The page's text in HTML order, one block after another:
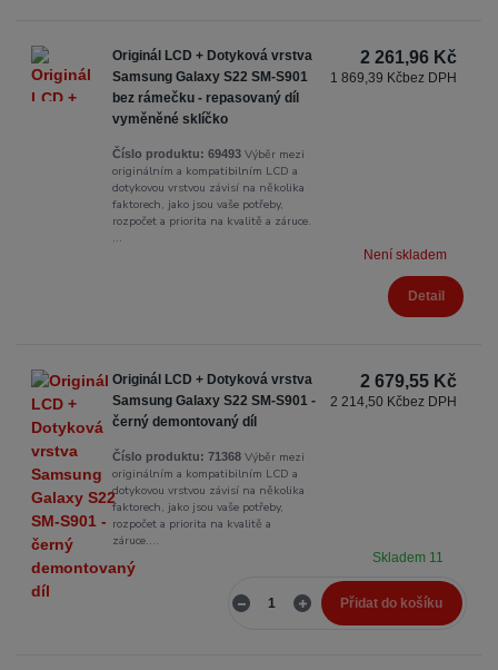
Originál LCD + Dotyková vrstva
Samsung Galaxy S22 SM-S901
bez rámečku - repasovaný díl
vyměněné sklíčko
Číslo produktu: 69493Výběr mezi
originálním a kompatibilním LCD a
dotykovou vrstvou závisí na několika
faktorech, jako jsou vaše potřeby,
rozpočet a priorita na kvalitě a záruce.
...
2 261,96 Kč
1 869,39 Kčbez DPH
Není skladem
Detail
Originál LCD + Dotyková vrstva
Samsung Galaxy S22 SM-S901 -
černý demontovaný díl
Číslo produktu: 71368Výběr mezi
originálním a kompatibilním LCD a
dotykovou vrstvou závisí na několika
faktorech, jako jsou vaše potřeby,
rozpočet a priorita na kvalitě a
záruce....
2 679,55 Kč
2 214,50 Kčbez DPH
Skladem 11
Přidat do košíku